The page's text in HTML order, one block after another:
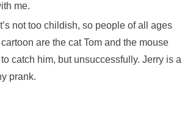
me.
not too childish, so people of all ages
are the cat Tom and the mouse
catch him, but unsuccessfully. Jerry is a
prank.